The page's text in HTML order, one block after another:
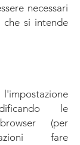
necessari
si intende
le
(per
fare